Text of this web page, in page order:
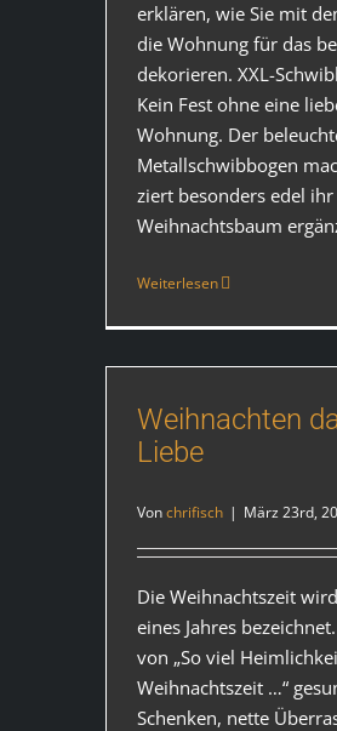
erklären, wie Sie mit
die Wohnung für das
dekorieren. XXL-
Kein Fest ohne eine
Wohnung. Der
Metallschwibbogen
ziert besonders edel
Weihnachtsbaum
Weiterlesen
Weihnachten
Liebe
Vonchrifisch | März 23rd,
Die Weihnachtszeit
eines Jahres
von „So viel
Weihnachtszeit …“
Schenken, nette